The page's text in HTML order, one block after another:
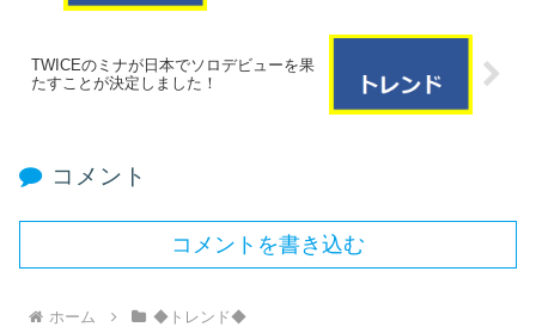
TWICEのミナが日本でソロデビューを果
たすことが決定しました！
コメント
コメントを書き込む
ホーム ◆トレンド◆